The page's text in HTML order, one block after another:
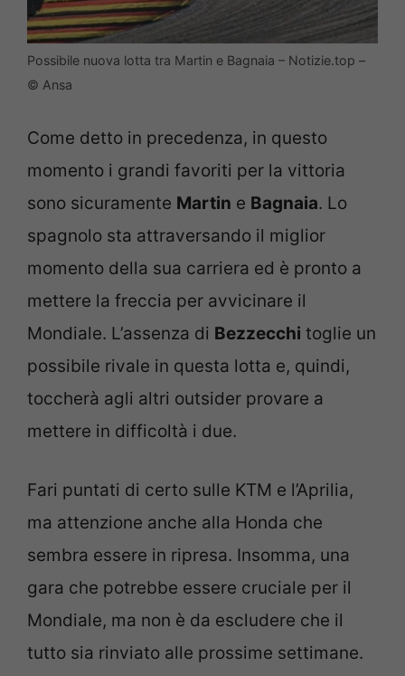
Possibile nuova lotta tra Martin e Bagnaia – Notizie.top –
© Ansa
Come detto in precedenza, in questo
momento i grandi favoriti per la vittoria
sono sicuramente Martin e Bagnaia. Lo
spagnolo sta attraversando il miglior
momento della sua carriera ed è pronto a
mettere la freccia per avvicinare il
Mondiale. L’assenza di Bezzecchi toglie un
possibile rivale in questa lotta e, quindi,
toccherà agli altri outsider provare a
mettere in difficoltà i due.
Fari puntati di certo sulle KTM e l’Aprilia,
ma attenzione anche alla Honda che
sembra essere in ripresa. Insomma, una
gara che potrebbe essere cruciale per il
Mondiale, ma non è da escludere che il
tutto sia rinviato alle prossime settimane.